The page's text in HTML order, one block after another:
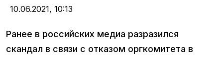
10.06.2021, 10:13
Ранее в российских медиа разразился
скандал в связи с отказом оргкомитета в